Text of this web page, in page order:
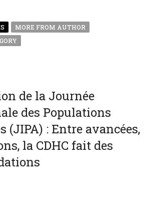
MORE FROM AUTHOR
de la Journée
des Populations
(JIPA) : Entre avancées,
la CDHC fait des